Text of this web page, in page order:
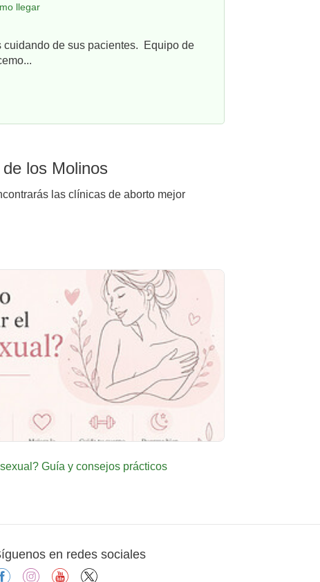
llegar
de sus pacientes. Equipo de
los Molinos
las clínicas de aborto mejor
Guía y consejos prácticos
en redes sociales
facebookinstagramyoutube